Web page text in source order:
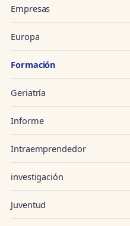
Empresas
Europa
Formación
Geriatría
Informe
Intraemprendedor
investigación
Juventud